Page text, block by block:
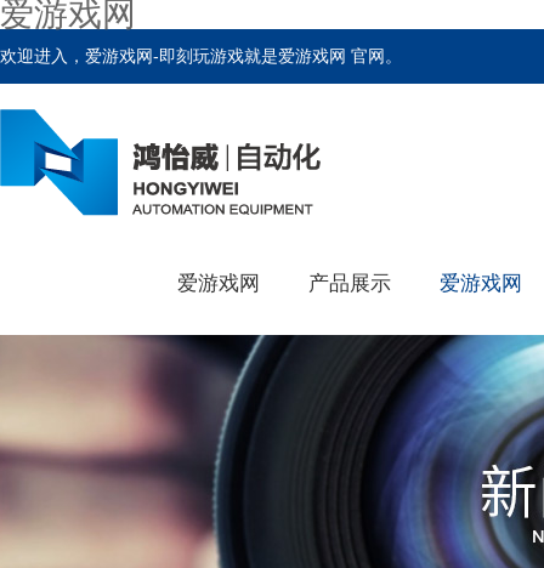
爱游戏网
欢迎进入，爱游戏网-即刻玩游戏就是爱游戏网 官网。
爱游戏网 产品展示 爱游戏网